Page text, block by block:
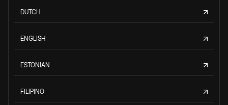
DUTCH
ENGLISH
ESTONIAN
FILIPINO